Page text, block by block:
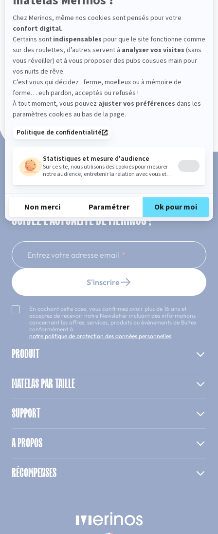
Fabrication Française
101 nuits d'essai*
Paiement en 3x ou 4x sans frais
SUIVEZ L'ACTUALITÉ DE MERINOS !
Entrez votre adresse email
S'inscrire
En cochant cette case, vous confirmez avoir plus de 16 ans et
acceptez de recevoir notre Newsletter incluant des informations
concernant les offres, services, produits ou évènements de Bultex
conformément à
notre politique de protection des données personnelles.
PRODUIT
MATELAS PAR TAILLE
SUPPORT
A PROPOS
RÉCOMPENSES